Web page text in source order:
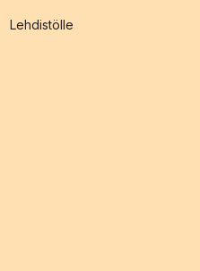
Lehdistölle